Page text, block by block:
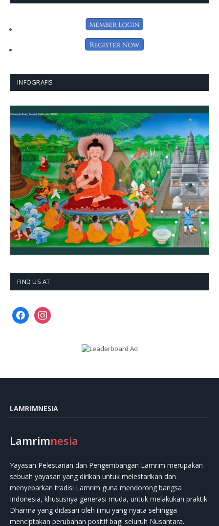
INFOGRAFIS
FIND US AT
facebookinstagram
LAMRIMNESIA
Lamrimnesia
Yayasan Pelestarian dan Pengembangan Lamrim merupakan
sebuah yayasan yang dirikan untuk melestarikan dan
menyebarkan tradisi Lamrim guna mendorong bangsa
Indonesia, khususnya generasi muda, untuk melakukan praktik
Dharma yang didasari oleh ilmu yang nyata sehingga
menciptakan perubahan positif bagi seluruh Nusantara.